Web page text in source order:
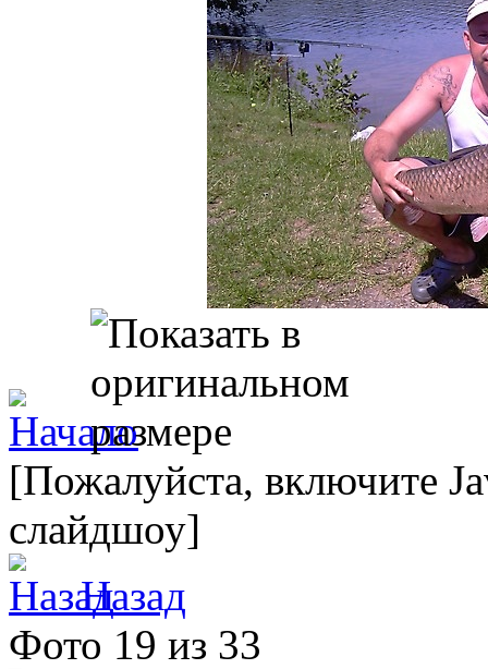
[Пожалуйста, включите
слайдшоу]
Назад
Фото 19 из 33